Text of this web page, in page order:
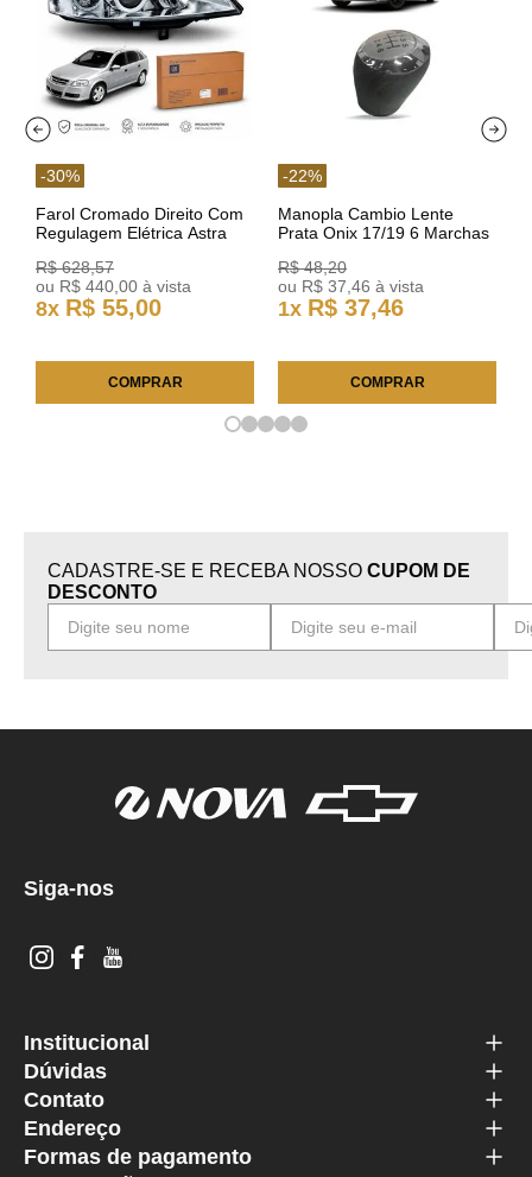
-30%
Farol Cromado Direito Com
Regulagem Elétrica Astra
R$ 628,57
ou R$ 440 00 à vista
8x R$ 55,00
COMPRAR
-22%
Manopla Cambio Lente
Prata Onix 17/19 6 Marchas
R$ 48,20
ou R$ 37 46 à vista
1x R$ 37,46
COMPRAR
CADASTRE-SE E RECEBA NOSSO CUPOM DE
DESCONTO
Siga-nos
Institucional
Dúvidas
Contato
Endereço
Formas de pagamento